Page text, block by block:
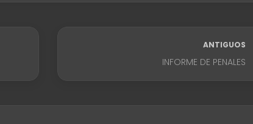
ANTIGUOS
INFORME DE PENALES